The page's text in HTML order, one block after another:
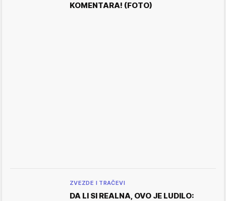
KOMENTARA! (FOTO)
ZVEZDE I TRAČEVI
DA LI SI REALNA, OVO JE LUDILO: